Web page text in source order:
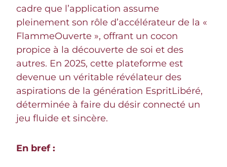
cadre que l’application assume
pleinement son rôle d’accélérateur de la «
FlammeOuverte », offrant un cocon
propice à la découverte de soi et des
autres. En 2025, cette plateforme est
devenue un véritable révélateur des
aspirations de la génération EspritLibéré,
déterminée à faire du désir connecté un
jeu fluide et sincère.
En bref :